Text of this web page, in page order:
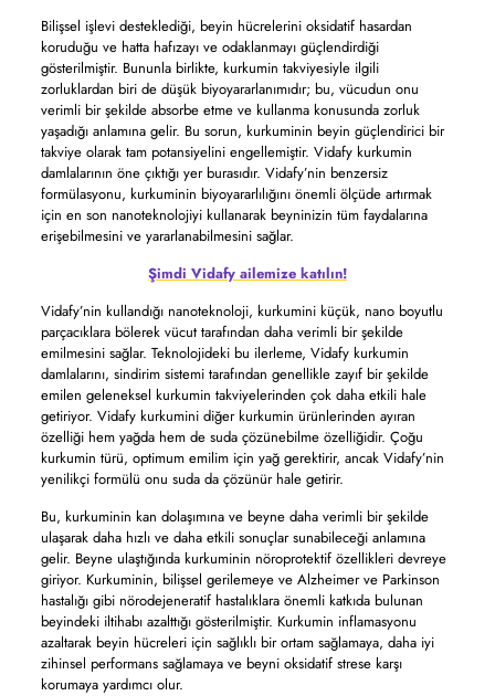
Bilişsel işlevi desteklediği, beyin hücrelerini oksidatif hasardan
koruduğu ve hatta hafızayı ve odaklanmayı güçlendirdiği
gösterilmiştir. Bununla birlikte, kurkumin takviyesiyle ilgili
zorluklardan biri de düşük biyoyararlanımıdır; bu, vücudun onu
verimli bir şekilde absorbe etme ve kullanma konusunda zorluk
yaşadığı anlamına gelir. Bu sorun, kurkuminin beyin güçlendirici bir
takviye olarak tam potansiyelini engellemiştir. Vidafy kurkumin
damlalarının öne çıktığı yer burasıdır. Vidafy’nin benzersiz
formülasyonu, kurkuminin biyoyararlılığını önemli ölçüde artırmak
için en son nanoteknolojiyi kullanarak beyninizin tüm faydalarına
erişebilmesini ve yararlanabilmesini sağlar.
Şimdi Vidafy ailemize katılın!
Vidafy’nin kullandığı nanoteknoloji, kurkumini küçük, nano boyutlu
parçacıklara bölerek vücut tarafından daha verimli bir şekilde
emilmesini sağlar. Teknolojideki bu ilerleme, Vidafy kurkumin
damlalarını, sindirim sistemi tarafından genellikle zayıf bir şekilde
emilen geleneksel kurkumin takviyelerinden çok daha etkili hale
getiriyor. Vidafy kurkumini diğer kurkumin ürünlerinden ayıran
özelliği hem yağda hem de suda çözünebilme özelliğidir. Çoğu
kurkumin türü, optimum emilim için yağ gerektirir, ancak Vidafy’nin
yenilikçi formülü onu suda da çözünür hale getirir.
Bu, kurkuminin kan dolaşımına ve beyne daha verimli bir şekilde
ulaşarak daha hızlı ve daha etkili sonuçlar sunabileceği anlamına
gelir. Beyne ulaştığında kurkuminin nöroprotektif özellikleri devreye
giriyor. Kurkuminin, bilişsel gerilemeye ve Alzheimer ve Parkinson
hastalığı gibi nörodejeneratif hastalıklara önemli katkıda bulunan
beyindeki iltihabı azalttığı gösterilmiştir. Kurkumin inflamasyonu
azaltarak beyin hücreleri için sağlıklı bir ortam sağlamaya, daha iyi
zihinsel performans sağlamaya ve beyni oksidatif strese karşı
korumaya yardımcı olur.